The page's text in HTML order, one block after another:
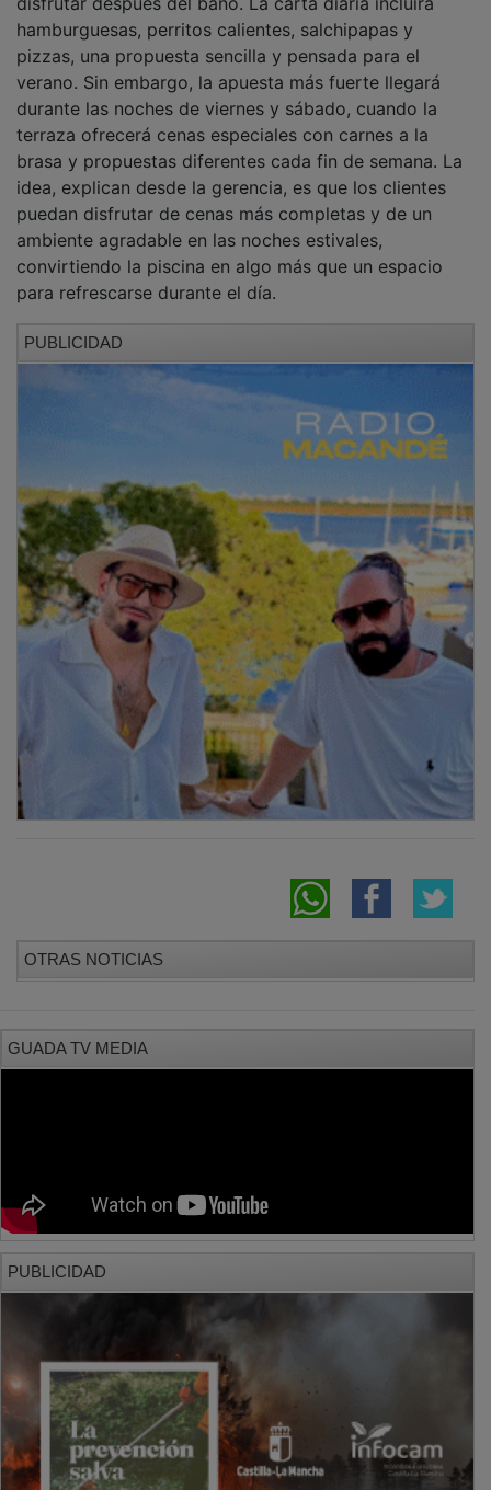
hamburguesas, perritos calientes, salchipapas y
pizzas, una propuesta sencilla y pensada para el
verano. Sin embargo, la apuesta más fuerte llegará
durante las noches de viernes y sábado, cuando la
terraza ofrecerá cenas especiales con carnes a la
brasa y propuestas diferentes cada fin de semana. La
idea, explican desde la gerencia, es que los clientes
puedan disfrutar de cenas más completas y de un
ambiente agradable en las noches estivales,
convirtiendo la piscina en algo más que un espacio
para refrescarse durante el día.
PUBLICIDAD
OTRAS NOTICIAS
GUADA TV MEDIA
PUBLICIDAD